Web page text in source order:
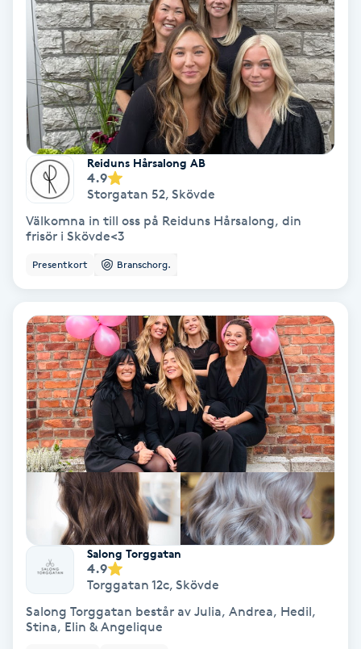
Faceliftmassage
Fet hårbotten
Fettreducering
Fibromassage
Fillers
Fotmassage
Fotvård
Fransar
Fransborttagning
Fransfärgning
Fransförlängning
Fransförlängning Megavolym
Fransförlängning Volym
Reiduns Hårsalong AB
4.9
Storgatan 52, Skövde
Välkomna in till oss på Reiduns Hårsalong, din
frisör i Skövde<3
Presentkort Branschorg.
Salong Torggatan
4.9
Torggatan 12c, Skövde
Salong Torggatan består av Julia, Andrea, Hedil,
Stina, Elin & Angelique